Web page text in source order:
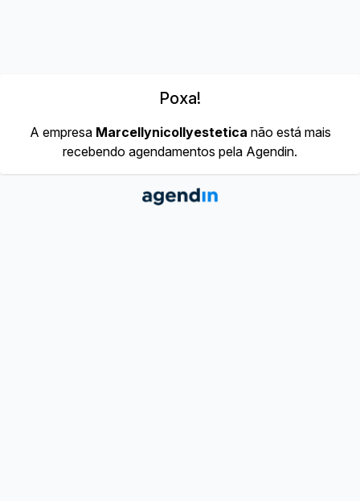
Poxa!
A empresa Marcellynicollyestetica não está mais
recebendo agendamentos pela Agendin.